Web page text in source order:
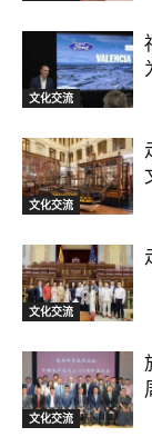
文化交流
文化交流
文化交流
文化交流